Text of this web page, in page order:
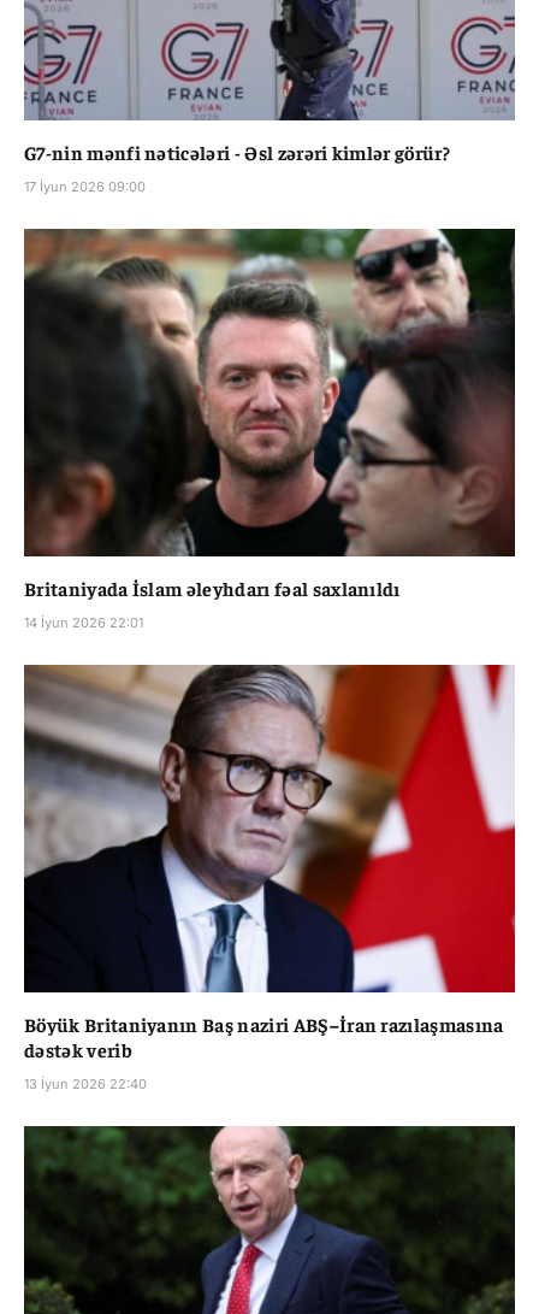
G7-nin mənfi nəticələri - Əsl zərəri kimlər görür?
17 İyun 2026 09:00
Britaniyada İslam əleyhdarı fəal saxlanıldı
14 İyun 2026 22:01
Böyük Britaniyanın Baş naziri ABŞ–İran razılaşmasına
dəstək verib
13 İyun 2026 22:40